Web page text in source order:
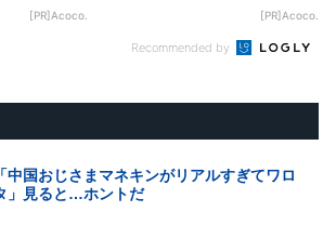
[PR]Acoco. [PR]Acoco.
Recommended by
「中国おじさまマネキンがリアルすぎてワロ
」見ると…ホントだ